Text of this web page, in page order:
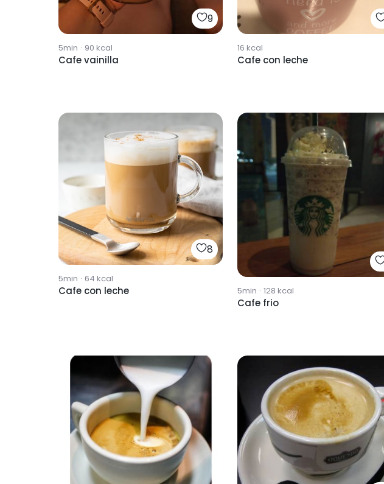
9
5min · 90 kcal
Cafe vainilla
16 kcal
Cafe con leche
8
5min · 64 kcal
Cafe con leche 5min · 128 kcal
Cafe frio